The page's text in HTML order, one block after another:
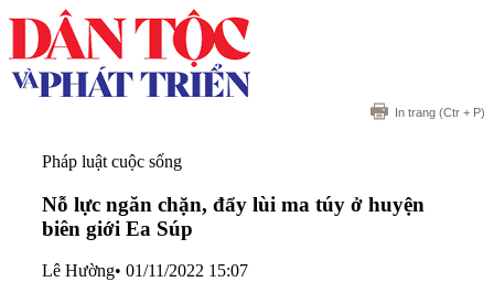
In trang (Ctr + P)
Pháp luật cuộc sống
Nỗ lực ngăn chặn, đẩy lùi ma túy ở huyện
biên giới Ea Súp
Lê Hường• 01/11/2022 15:07